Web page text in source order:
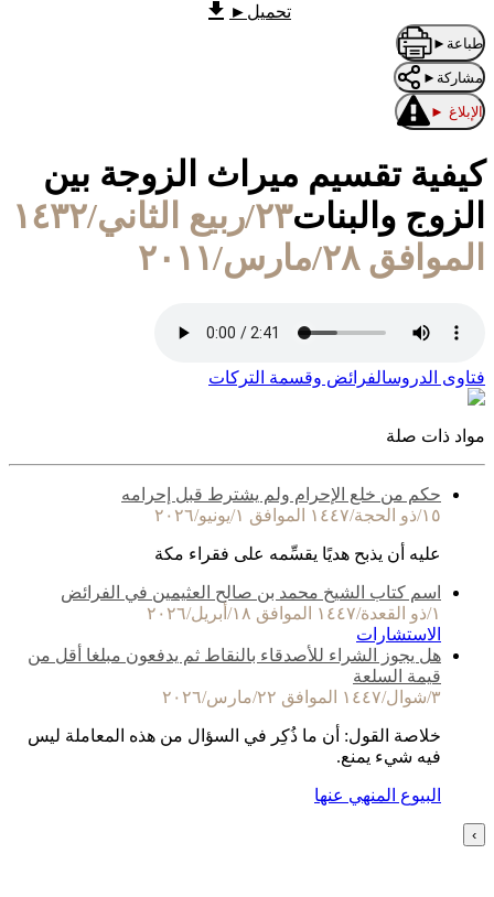
تحميل ►
طباعة ►
مشاركة ►
الإبلاغ ►
كيفية تقسيم ميراث الزوجة بين
الزوج والبنات
٢٣/ربيع الثاني/١٤٣٢
الموافق ٢٨/مارس/٢٠١١
فتاوى الدروسالفرائض وقسمة التركات
مواد ذات صلة
حكم من خلع الإحرام ولم يشترط قبل إحرامه
١٥/ذو الحجة/١٤٤٧ الموافق ١/يونيو/٢٠٢٦
عليه أن يذبح هديًا يقسِّمه على فقراء مكة
اسم كتاب الشيخ محمد بن صالح العثيمين في الفرائض
١/ذو القعدة/١٤٤٧ الموافق ١٨/أبريل/٢٠٢٦
الاستشارات
هل يجوز الشراء للأصدقاء بالنقاط ثم يدفعون مبلغا أقل من
قيمة السلعة
٣/شوال/١٤٤٧ الموافق ٢٢/مارس/٢٠٢٦
خلاصة القول: أن ما ذُكِر في السؤال من هذه المعاملة ليس
فيه شيء يمنع.
البيوع المنهي عنها
›